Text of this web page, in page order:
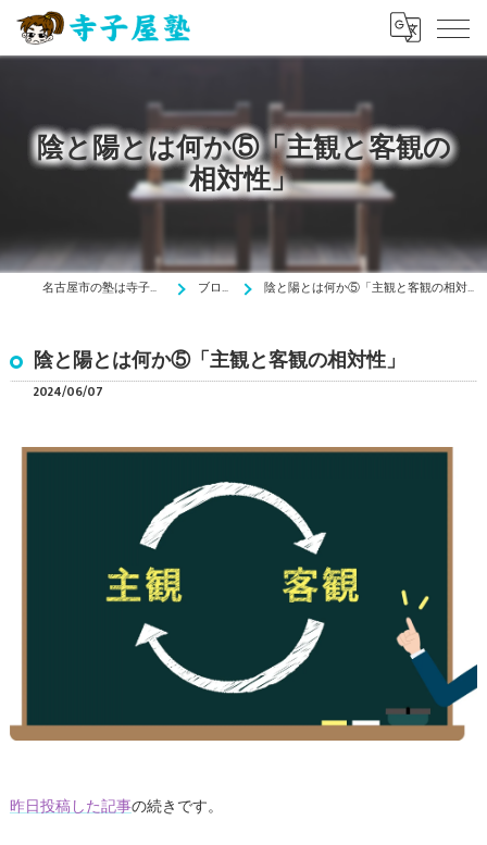
陰と陽とは何か⑤「主観と客観の
相対性」
名古屋市の塾は寺子屋塾 ブログ 陰と陽とは何か⑤「主観と客観の相対性」
陰と陽とは何か⑤「主観と客観の相対性」
2024/06/07
昨日投稿した記事の続きです。